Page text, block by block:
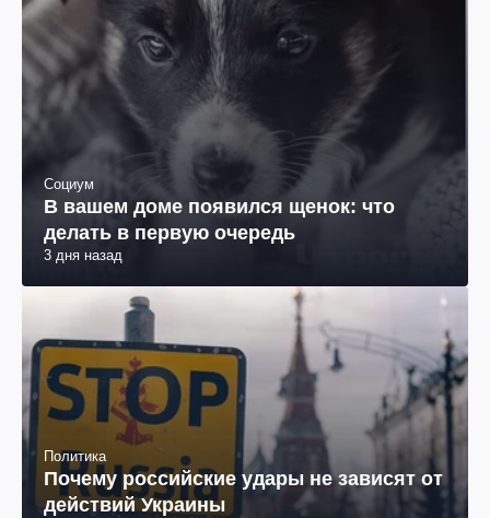
Социум
В вашем доме появился щенок: что
делать в первую очередь
3 дня назад
Политика
Почему российские удары не зависят от
действий Украины